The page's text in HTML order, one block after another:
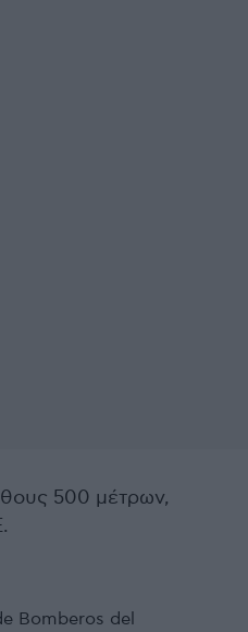
500 μέτρων,
Bomberos del